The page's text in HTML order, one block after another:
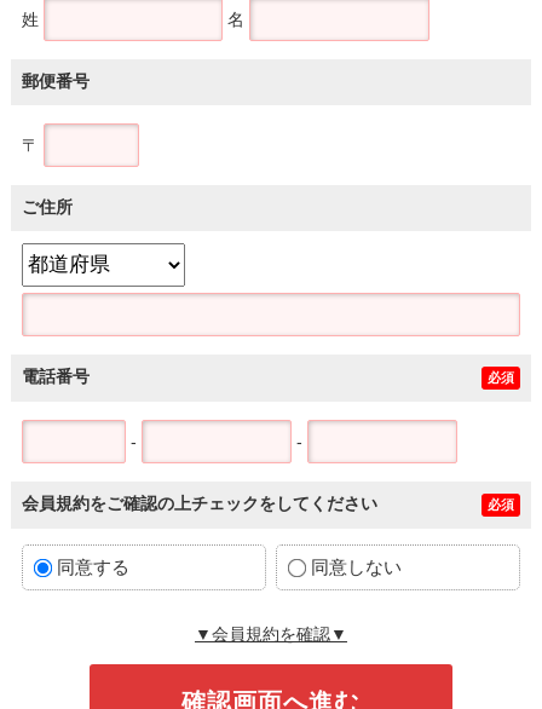
姓 名
郵便番号
〒
ご住所
電話番号 必須
- -
会員規約をご確認の上チェックをしてください 必須
同意する 同意しない
▼会員規約を確認▼